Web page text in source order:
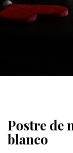
Postre de
blanco